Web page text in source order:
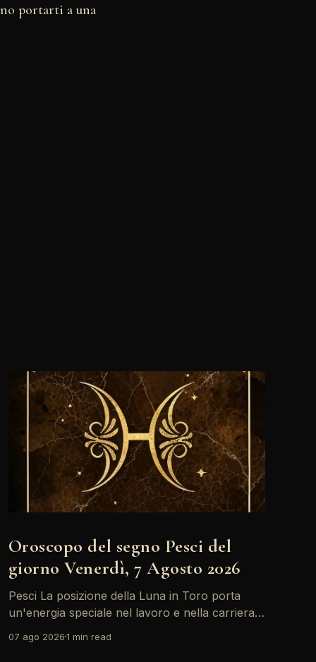
portarti a una
Oroscopo del segno Pesci del
giorno Venerdì, 7 Agosto 2026
Pesci La posizione della Luna in Toro porta
un'energia speciale nel lavoro e nella carriera.
Coeli, ci sono buone opportunità per brillare e
07 ago 20261 min read